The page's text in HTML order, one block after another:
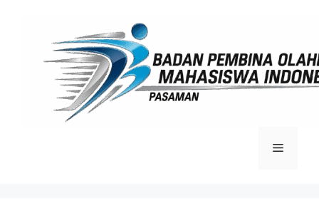
Menu